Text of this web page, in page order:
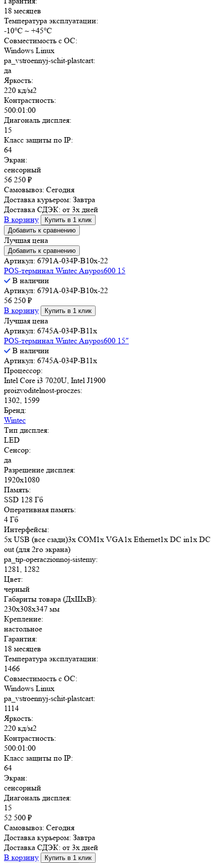
18 месяцев
Температура эксплуатации:
-10°C ~ +45°C
Совместимость с ОС:
Windows Linux
pa_vstroennyj-schit-plastcart:
да
Яркость:
220 кд/м2
Контрастность:
500:01:00
Диагональ дисплея:
15
Класс защиты по IP:
64
Экран:
сенсорный
56 250 ₽
Самовывоз: Сегодня
Доставка курьером: Завтра
Доставка СДЭК: от 3х дней
В корзину
Купить в 1 клик
Добавить к сравнению
Лучшая цена
Добавить к сравнению
Артикул: 6791A-034P-B10x-22
POS-терминал Wintec Anypos600 15
В наличии
Артикул: 6791A-034P-B10x-22
56 250 ₽
В корзину
Купить в 1 клик
Лучшая цена
Артикул: 6745A-034P-B11x
POS-терминал Wintec Anypos600 15″
В наличии
Артикул: 6745A-034P-B11x
Процессор:
Intel Core i3 7020U, Intel J1900
proizvoditelnost-proczes:
1302, 1599
Бренд:
Wintec
Тип дисплея:
LED
Сенсор:
да
Разрешение дисплея:
1920x1080
Память:
SSD 128 Гб
Оперативная память:
4 Гб
Интерфейсы:
5x USB (все сзади)3x COM1x VGA1x Ethernet1x DC in1x DC
out (для 2го экрана)
pa_tip-operaczionnoj-sistemy:
1281, 1282
Цвет:
черный
Габариты товара (ДxШxВ):
230x308x347 мм
Крепление:
настольное
Гарантия:
18 месяцев
Температура эксплуатации:
1466
Совместимость с ОС:
Windows Linux
pa_vstroennyj-schit-plastcart:
1114
Яркость:
220 кд/м2
Контрастность:
500:01:00
Класс защиты по IP:
64
Экран:
сенсорный
Диагональ дисплея:
15
52 500 ₽
Самовывоз: Сегодня
Доставка курьером: Завтра
Доставка СДЭК: от 3х дней
В корзину
Купить в 1 клик